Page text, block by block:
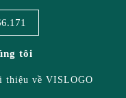
tôi
thiệu về VISLOGO